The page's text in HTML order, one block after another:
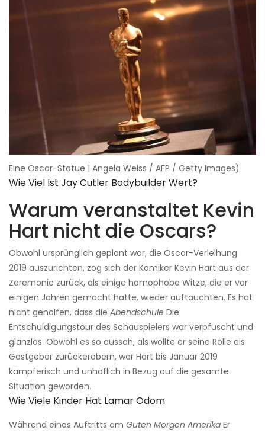
Eine Oscar-Statue | Angela Weiss / AFP / Getty Images)
Wie Viel Ist Jay Cutler Bodybuilder Wert?
Warum veranstaltet Kevin
Hart nicht die Oscars?
Obwohl ursprünglich geplant war, die Oscar-Verleihung
2019 auszurichten, zog sich der Komiker Kevin Hart aus der
Zeremonie zurück, als einige homophobe Witze, die er vor
einigen Jahren gemacht hatte, wieder auftauchten. Es hat
nicht geholfen, dass die Abendschule Die
Entschuldigungstour des Schauspielers war verpfuscht und
glanzlos. Obwohl es so aussah, als wollte er seine Rolle als
Gastgeber zurückerobern, war Hart bis Januar 2019
kämpferisch und unhöflich in Bezug auf die gesamte
Situation geworden.
Wie Viele Kinder Hat Lamar Odom
Während eines Auftritts am Guten Morgen Amerika Er